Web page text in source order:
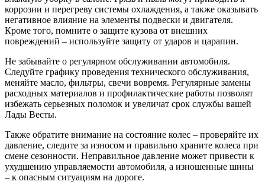
коррозии и перегреву системы охлаждения, а также оказывать
негативное влияние на элементы подвески и двигателя.
Кроме того, помните о защите кузова от внешних
повреждений – используйте защиту от ударов и царапин.
Не забывайте о регулярном обслуживании автомобиля.
Следуйте графику проведения технического обслуживания,
меняйте масло, фильтры, свечи вовремя. Регулярные замены
расходных материалов и профилактические работы позволят
избежать серьезных поломок и увеличат срок службы вашей
Лады Весты.
Также обратите внимание на состояние колес – проверяйте их
давление, следите за износом и правильно храните колеса при
смене сезонности. Неправильное давление может привести к
ухудшению управляемости автомобиля, а изношенные шины
– к опасным ситуациям на дороге.